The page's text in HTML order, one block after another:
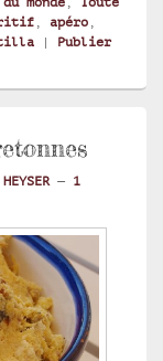
, apéro ,
| Publier
— 1